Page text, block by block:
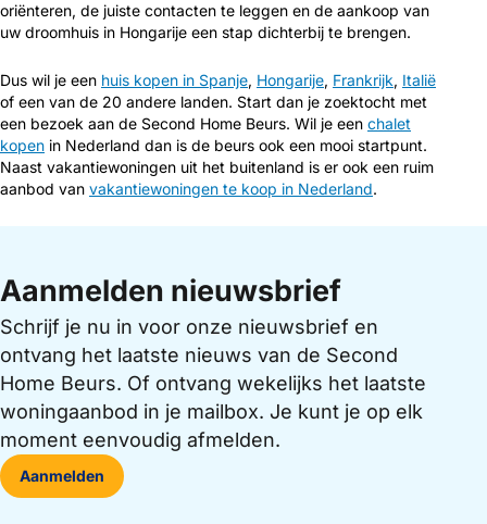
oriënteren, de juiste contacten te leggen en de aankoop van
uw droomhuis in Hongarije een stap dichterbij te brengen.
Dus wil je een huis kopen in Spanje, Hongarije, Frankrijk, Italië
of een van de 20 andere landen. Start dan je zoektocht met
een bezoek aan de Second Home Beurs. Wil je een chalet
kopen in Nederland dan is de beurs ook een mooi startpunt.
Naast vakantiewoningen uit het buitenland is er ook een ruim
aanbod van vakantiewoningen te koop in Nederland.
Aanmelden nieuwsbrief
Schrijf je nu in voor onze nieuwsbrief en
ontvang het laatste nieuws van de Second
Home Beurs. Of ontvang wekelijks het laatste
woningaanbod in je mailbox. Je kunt je op elk
moment eenvoudig afmelden.
Aanmelden